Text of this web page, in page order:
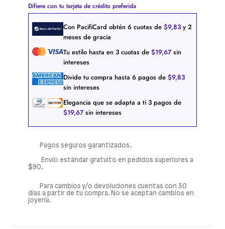
Difiere con tu tarjeta de crédito preferida
Con PacifiCard obtén 6 cuotas de $9,83 y 2
meses de gracia
Tu estilo hasta en 3 cuotas de $19,67 sin
intereses
Divide tu compra hasta 6 pagos de $9,83
sin intereses
Elegancia que se adapta a ti 3 pagos de
$19,67 sin intereses
Pagos seguros garantizados.
Envío estándar gratuito en pedidos superiores a
$90.
Para cambios y/o devoluciones cuentas con 30
días a partir de tu compra. No se aceptan cambios en
joyería.